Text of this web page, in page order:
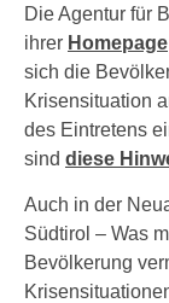
Die Agentur für
ihrer Homepage
sich die
Krisensituation
des Eintretens
sind diese
Auch in der
Südtirol – Was
Bevölkerung